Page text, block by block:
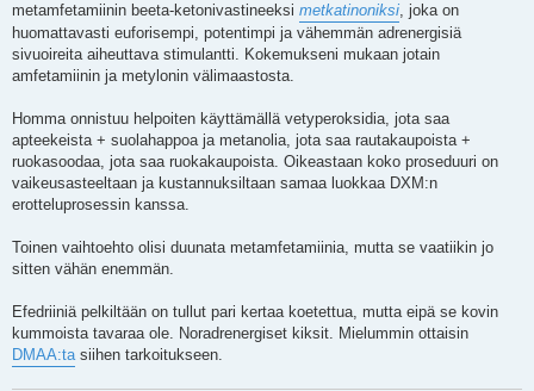
metamfetamiinin beeta-ketonivastineeksi metkatinoniksi, joka on
huomattavasti euforisempi, potentimpi ja vähemmän adrenergisiä
sivuoireita aiheuttava stimulantti. Kokemukseni mukaan jotain
amfetamiinin ja metylonin välimaastosta.
Homma onnistuu helpoiten käyttämällä vetyperoksidia, jota saa
apteekeista + suolahappoa ja metanolia, jota saa rautakaupoista +
ruokasoodaa, jota saa ruokakaupoista. Oikeastaan koko proseduuri on
vaikeusasteeltaan ja kustannuksiltaan samaa luokkaa DXM:n
erotteluprosessin kanssa.
Toinen vaihtoehto olisi duunata metamfetamiinia, mutta se vaatiikin jo
sitten vähän enemmän.
Efedriiniä pelkiltään on tullut pari kertaa koetettua, mutta eipä se kovin
kummoista tavaraa ole. Noradrenergiset kiksit. Mielummin ottaisin
DMAA:tasiihen tarkoitukseen.